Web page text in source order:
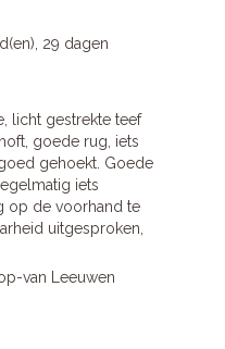
29 dagen
licht gestrekte teef
goede rug, iets
gehoekt. Goede
iets
op de voorhand te
uitgesproken,
van Leeuwen